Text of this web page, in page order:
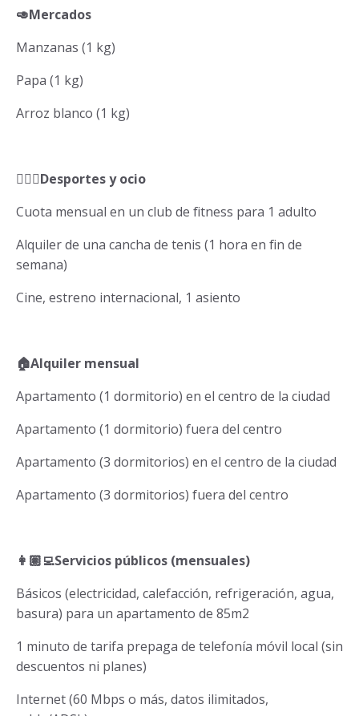
🥑Mercados
Manzanas (1 kg)
Papa (1 kg)
Arroz blanco (1 kg)
🏋🏽‍♀️Desportes y ocio
Cuota mensual en un club de fitness para 1 adulto
Alquiler de una cancha de tenis (1 hora en fin de
semana)
Cine, estreno internacional, 1 asiento
🏠Alquiler mensual
Apartamento (1 dormitorio) en el centro de la ciudad
Apartamento (1 dormitorio) fuera del centro
Apartamento (3 dormitorios) en el centro de la ciudad
Apartamento (3 dormitorios) fuera del centro
👩🏽‍💻Servicios públicos (mensuales)
Básicos (electricidad, calefacción, refrigeración, agua,
basura) para un apartamento de 85m2
1 minuto de tarifa prepaga de telefonía móvil local (sin
descuentos ni planes)
Internet (60 Mbps o más, datos ilimitados,